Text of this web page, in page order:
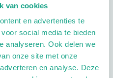
van cookies
en advertenties te
social media te bieden
analyseren. Ook delen we
onze site met onze
en analyse. Deze